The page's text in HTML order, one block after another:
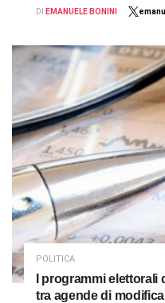
DI EMANUELE BONINI
POLITICA
I programmi elettorali
tra agende di